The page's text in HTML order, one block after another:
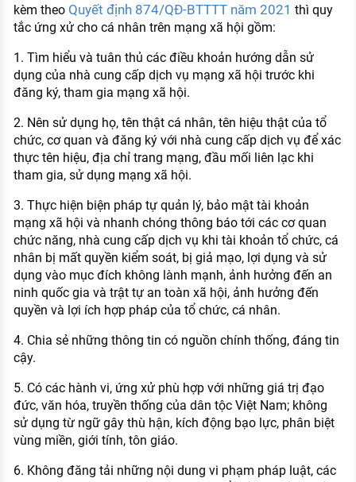
kèm theo Quyết định 874/QĐ-BTTTT năm 2021 thì quy
tắc ứng xử cho cá nhân trên mạng xã hội gồm:
1. Tìm hiểu và tuân thủ các điều khoản hướng dẫn sử
dụng của nhà cung cấp dịch vụ mạng xã hội trước khi
đăng ký, tham gia mạng xã hội.
2. Nên sử dụng họ, tên thật cá nhân, tên hiệu thật của tổ
chức, cơ quan và đăng ký với nhà cung cấp dịch vụ để xác
thực tên hiệu, địa chỉ trang mạng, đầu mối liên lạc khi
tham gia, sử dụng mạng xã hội.
3. Thực hiện biện pháp tự quản lý, bảo mật tài khoản
mạng xã hội và nhanh chóng thông báo tới các cơ quan
chức năng, nhà cung cấp dịch vụ khi tài khoản tổ chức, cá
nhân bị mất quyền kiểm soát, bị giả mạo, lợi dụng và sử
dụng vào mục đích không lành mạnh, ảnh hưởng đến an
ninh quốc gia và trật tự an toàn xã hội, ảnh hưởng đến
quyền và lợi ích hợp pháp của tổ chức, cá nhân.
4. Chia sẻ những thông tin có nguồn chính thống, đáng tin
cậy.
5. Có các hành vi, ứng xử phù hợp với những giá trị đạo
đức, văn hóa, truyền thống của dân tộc Việt Nam; không
sử dụng từ ngữ gây thù hận, kích động bạo lực, phân biệt
vùng miền, giới tính, tôn giáo.
6. Không đăng tải những nội dung vi phạm pháp luật, các